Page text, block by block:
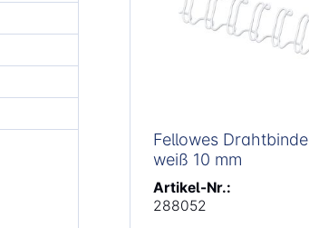
Fellowes
weiß 10 mm
Artikel-Nr.:
288052